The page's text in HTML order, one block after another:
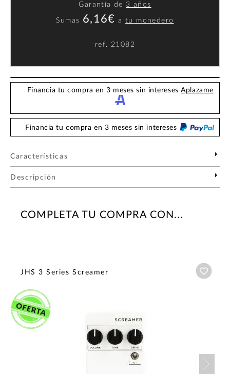
Garantía de 3 años
Sumas 6,16€ atu monedero
ref. 21082
Financia tu compra en 3 meses sin interesesAplazame
Financia tu compra en 3 meses sin intereses
Características
Descripción
COMPLETA TU COMPRA CON...
JHS 3 Series Screamer